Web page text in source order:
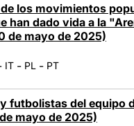
los movimientos
han dado vida a la
de mayo de 2025)
IT - PL - PT
futbolistas del equipo
mayo de 2025)